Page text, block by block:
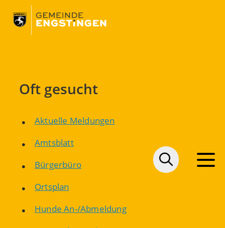
Oft gesucht
Aktuelle Meldungen
Amtsblatt
Bürgerbüro
Ortsplan
Hunde An-/Abmeldung